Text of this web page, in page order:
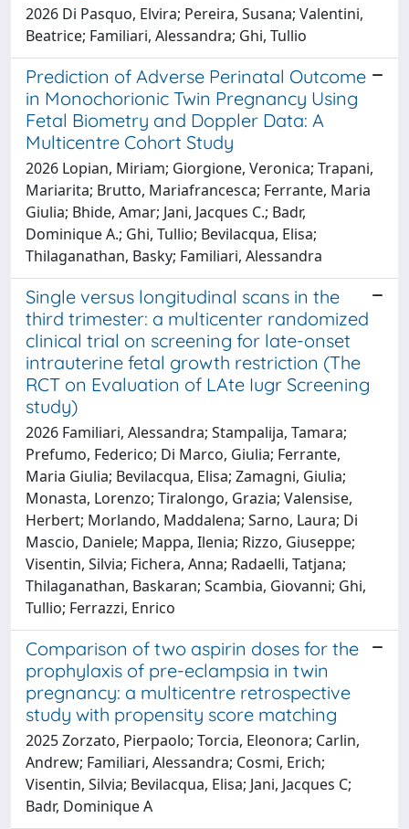
2026 Di Pasquo, Elvira; Pereira, Susana; Valentini,
Beatrice; Familiari, Alessandra; Ghi, Tullio
Prediction of Adverse Perinatal Outcome
in Monochorionic Twin Pregnancy Using
Fetal Biometry and Doppler Data: A
Multicentre Cohort Study
2026 Lopian, Miriam; Giorgione, Veronica; Trapani,
Mariarita; Brutto, Mariafrancesca; Ferrante, Maria
Giulia; Bhide, Amar; Jani, Jacques C.; Badr,
Dominique A.; Ghi, Tullio; Bevilacqua, Elisa;
Thilaganathan, Basky; Familiari, Alessandra
Single versus longitudinal scans in the
third trimester: a multicenter randomized
clinical trial on screening for late-onset
intrauterine fetal growth restriction (The
RCT on Evaluation of LAte Iugr Screening
study)
2026 Familiari, Alessandra; Stampalija, Tamara;
Prefumo, Federico; Di Marco, Giulia; Ferrante,
Maria Giulia; Bevilacqua, Elisa; Zamagni, Giulia;
Monasta, Lorenzo; Tiralongo, Grazia; Valensise,
Herbert; Morlando, Maddalena; Sarno, Laura; Di
Mascio, Daniele; Mappa, Ilenia; Rizzo, Giuseppe;
Visentin, Silvia; Fichera, Anna; Radaelli, Tatjana;
Thilaganathan, Baskaran; Scambia, Giovanni; Ghi,
Tullio; Ferrazzi, Enrico
Comparison of two aspirin doses for the
prophylaxis of pre-eclampsia in twin
pregnancy: a multicentre retrospective
study with propensity score matching
2025 Zorzato, Pierpaolo; Torcia, Eleonora; Carlin,
Andrew; Familiari, Alessandra; Cosmi, Erich;
Visentin, Silvia; Bevilacqua, Elisa; Jani, Jacques C;
Badr, Dominique A